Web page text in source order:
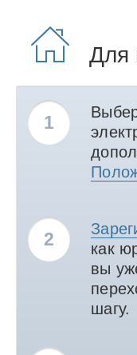
Для
1
2
как
вы
шагу.